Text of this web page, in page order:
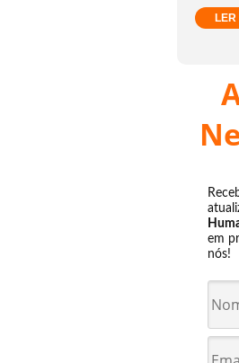
em
nós!